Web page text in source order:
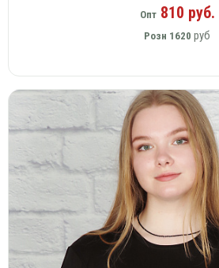
Опт810 руб.
Розн 1620 руб